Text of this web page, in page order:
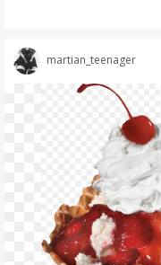
martian_teenager